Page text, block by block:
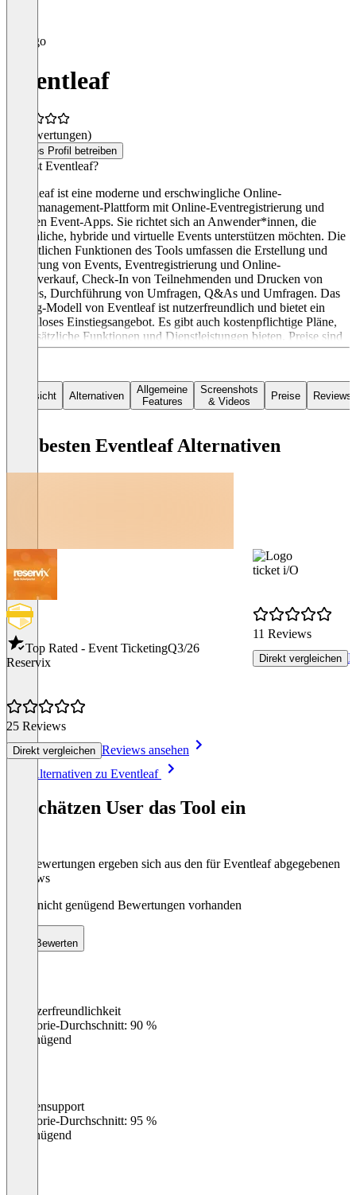
Eventleaf
(0 Bewertungen)
Dieses Profil betreiben
Was ist Eventleaf?
Eventleaf ist eine moderne und erschwingliche Online-
Eventmanagement-Plattform mit Online-Eventregistrierung und
mobilen Event-Apps. Sie richtet sich an Anwender*innen, die
persönliche, hybride und virtuelle Events unterstützen möchten. Die
wesentlichen Funktionen des Tools umfassen die Erstellung und
Förderung von Events, Eventregistrierung und Online-
Ticketverkauf, Check-In von Teilnehmenden und Drucken von
Badges, Durchführung von Umfragen, Q&As und Umfragen. Das
Pricing-Modell von Eventleaf ist nutzerfreundlich und bietet ein
kostenloses Einstiegsangebot. Es gibt auch kostenpflichtige Pläne,
die zusätzliche Funktionen und Dienstleistungen bieten. Preise sind
in $ angegeben.
Übersicht Alternativen
Allgemeine
Features
Screenshots
& Videos
Preise Reviews
Die besten Eventleaf Alternativen
Top Rated - Event TicketingQ3/26
Reservix
25 Reviews
Direkt vergleichen Reviews ansehen
ticket i/O
11 Reviews
Direkt vergleichen
Alle Alternativen zu Eventleaf
So schätzen User das Tool ein
Die Bewertungen ergeben sich aus den für Eventleaf abgegebenen
Reviews
Noch nicht genügend Bewertungen vorhanden
Bewerten
Benutzerfreundlichkeit
Kategorie-Durchschnitt: 90 %
Ungenügend
Kundensupport
Kategorie-Durchschnitt: 95 %
Ungenügend